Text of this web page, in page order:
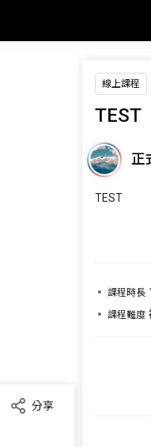
分享
線上課程
TEST
正
TEST
課程時長
課程難度